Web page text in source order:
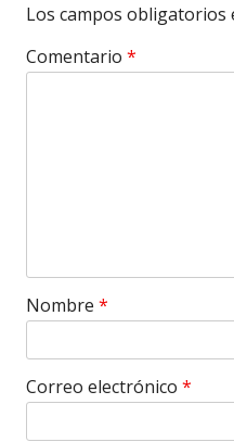
Los campos obligatorios
Comentario *
Nombre *
Correo electrónico *